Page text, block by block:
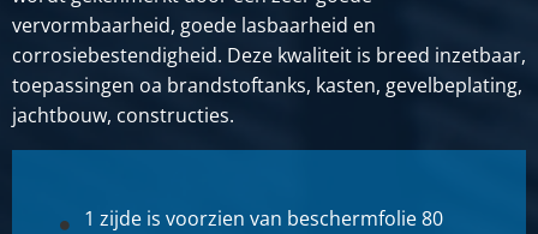
24,786
Bruto prijs
Artikelnummer
2800-0429-213
Alu plaat EN AW-5754 H111 2000x1000x3 1z folie 80 Mu
vervormbaarheid, goede lasbaarheid en
corrosiebestendigheid. Deze kwaliteit is breed inzetbaar,
toepassingen oa brandstoftanks, kasten, gevelbeplating,
jachtbouw, constructies.
1 zijde is voorzien van beschermfolie 80